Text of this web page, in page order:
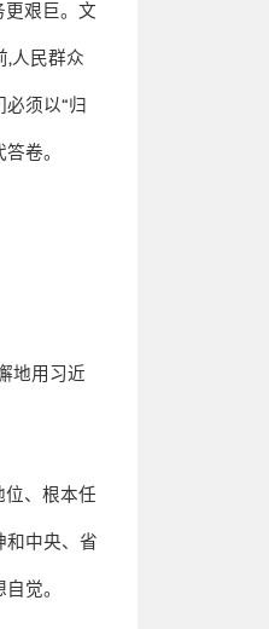
更艰巨。文
,人民群众
必须以“归
卷。
地用习近
位、根本任
和中央、省
觉。